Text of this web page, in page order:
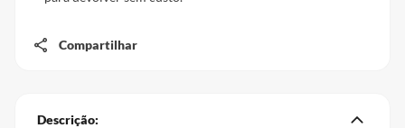
Compartilhar
Descrição: